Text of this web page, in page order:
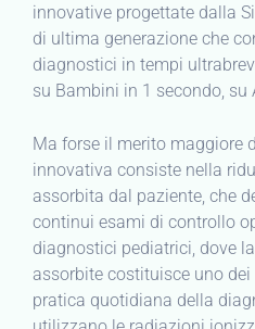
innovative progettate dalla
di ultima generazione che
diagnostici in tempi
su Bambini in 1 secondo, su
Ma forse il merito maggiore
innovativa consiste nella
assorbita dal paziente, che
continui esami di controllo
diagnostici pediatrici, dove
assorbite costituisce uno
pratica quotidiana della